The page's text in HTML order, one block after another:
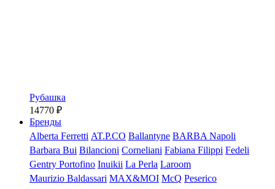
Рубашка
14770 ₽
Бренды
Alberta Ferretti AT.P.CO Ballantyne BARBA Napoli
Barbara Bui Bilancioni Corneliani Fabiana Filippi Fedeli
Gentry Portofino Inuikii La Perla Laroom
Maurizio Baldassari MAX&MOI McQ Peserico